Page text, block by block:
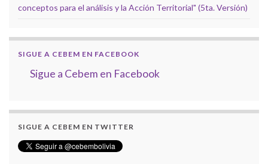
conceptos para el análisis y la Acción Territorial" (5ta. Versión)
SIGUE A CEBEM EN FACEBOOK
Sigue a Cebem en Facebook
SIGUE A CEBEM EN TWITTER